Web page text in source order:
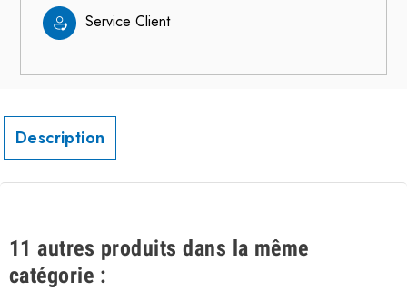
Service Client
Description
11 autres produits dans la même
catégorie :